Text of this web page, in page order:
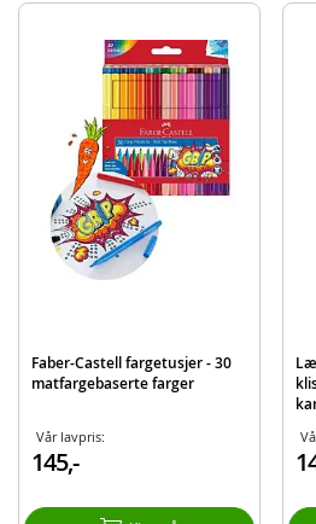
Produktdetaljer
9788278884980
Norsk Fakta
Faber-Castell fargetusjer - 30
matfargebaserte farger
Vår lavpris:
145,-